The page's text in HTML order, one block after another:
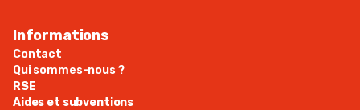
Informations
Contact
Qui sommes-nous ?
RSE
Aides et subventions